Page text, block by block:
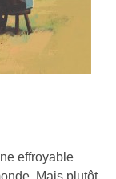
effroyable